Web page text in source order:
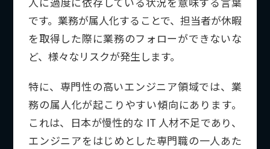
です。業務が属人化することで、担当者が休暇
を取得した際に業務のフォローができないな
ど、様々なリスクが発生します。
特に、専門性の高いエンジニア領域では、業
務の属人化が起こりやすい傾向にあります。
これは、日本が慢性的な IT 人材不足であり、
エンジニアをはじめとした専門職の一人あた